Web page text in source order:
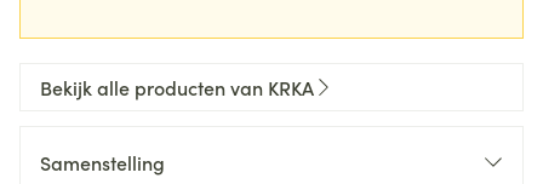
Bekijk alle producten van KRKA
Samenstelling